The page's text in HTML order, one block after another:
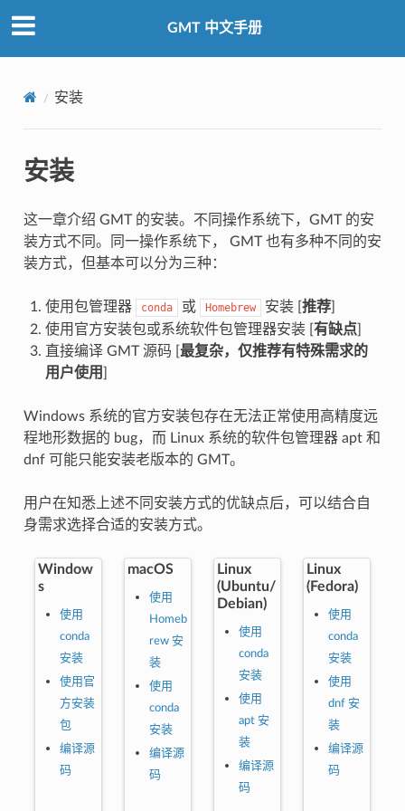
GMT 中文手册
安装
安装
这一章介绍 GMT 的安装。不同操作系统下，GMT 的安
装方式不同。同一操作系统下， GMT 也有多种不同的安
装方式，但基本可以分为三种：
使用包管理器 conda 或 Homebrew 安装 [ 推荐]
使用官方安装包或系统软件包管理器安装 [ 有缺点
直接编译 GMT 源码 [ 最复杂，仅推荐有特殊需求的
用户使用
Windows 系统的官方安装包存在无法正常使用高精度远
程地形数据的 bug，而 Linux 系统的软件包管理器 apt 和
dnf 可能只能安装老版本的 GMT。
用户在知悉上述不同安装方式的优缺点后，可以结合自
身需求选择合适的安装方式。
Window
s
使用
conda
安装
使用官
方安装
包
编译源
码
macOS
使用
Homeb
rew 安
装
使用
conda
安装
编译源
码
Linux
(Ubuntu/
Debian)
使用
conda
安装
使用
apt 安
装
编译源
码
Linux
(Fedora)
使用
conda
安装
使用
dnf 安
装
编译源
码